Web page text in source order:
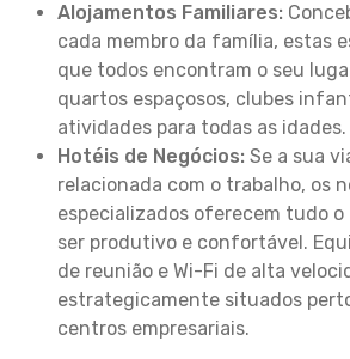
Alojamentos Familiares:
cada membro da família, estas
que todos encontram o seu
quartos espaçosos, clubes
atividades para todas as idades.
Hotéis de Negócios: Se a sua
relacionada com o trabalho, os
especializados oferecem tudo o
ser produtivo e confortável.
de reunião e Wi-Fi de alta
estrategicamente situados
centros empresariais.